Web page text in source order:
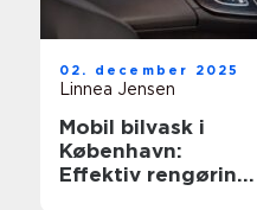
02. december 2025
Linnea Jensen
Mobil bilvask i
København:
Effektiv rengøring